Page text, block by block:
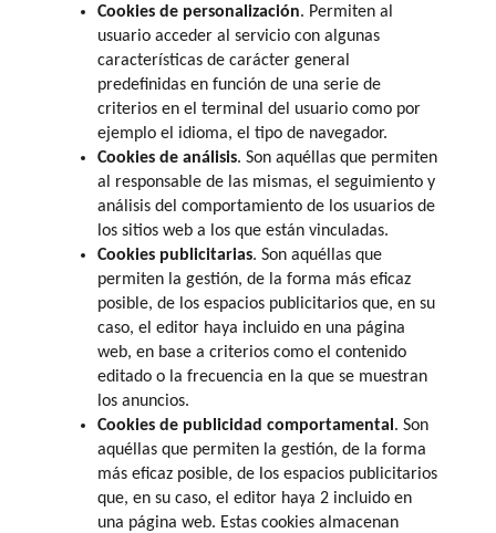
Cookies de personalización. Permiten al
usuario acceder al servicio con algunas
características de carácter general
predefinidas en función de una serie de
criterios en el terminal del usuario como por
ejemplo el idioma, el tipo de navegador.
Cookies de análisis. Son aquéllas que permiten
al responsable de las mismas, el seguimiento y
análisis del comportamiento de los usuarios de
los sitios web a los que están vinculadas.
Cookies publicitarias. Son aquéllas que
permiten la gestión, de la forma más eficaz
posible, de los espacios publicitarios que, en su
caso, el editor haya incluido en una página
web, en base a criterios como el contenido
editado o la frecuencia en la que se muestran
los anuncios.
Cookies de publicidad comportamental . Son
aquéllas que permiten la gestión, de la forma
más eficaz posible, de los espacios publicitarios
que, en su caso, el editor haya 2 incluido en
una página web. Estas cookies almacenan